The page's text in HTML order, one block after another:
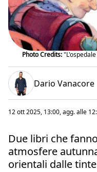
Photo Credits:
Dario Vanacore
12 ott 2025, 13:00, agg. alle
Due libri che
atmosfere
orientali dalle